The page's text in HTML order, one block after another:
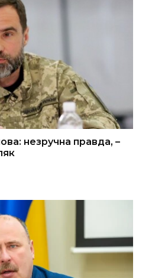
незручна правда, –